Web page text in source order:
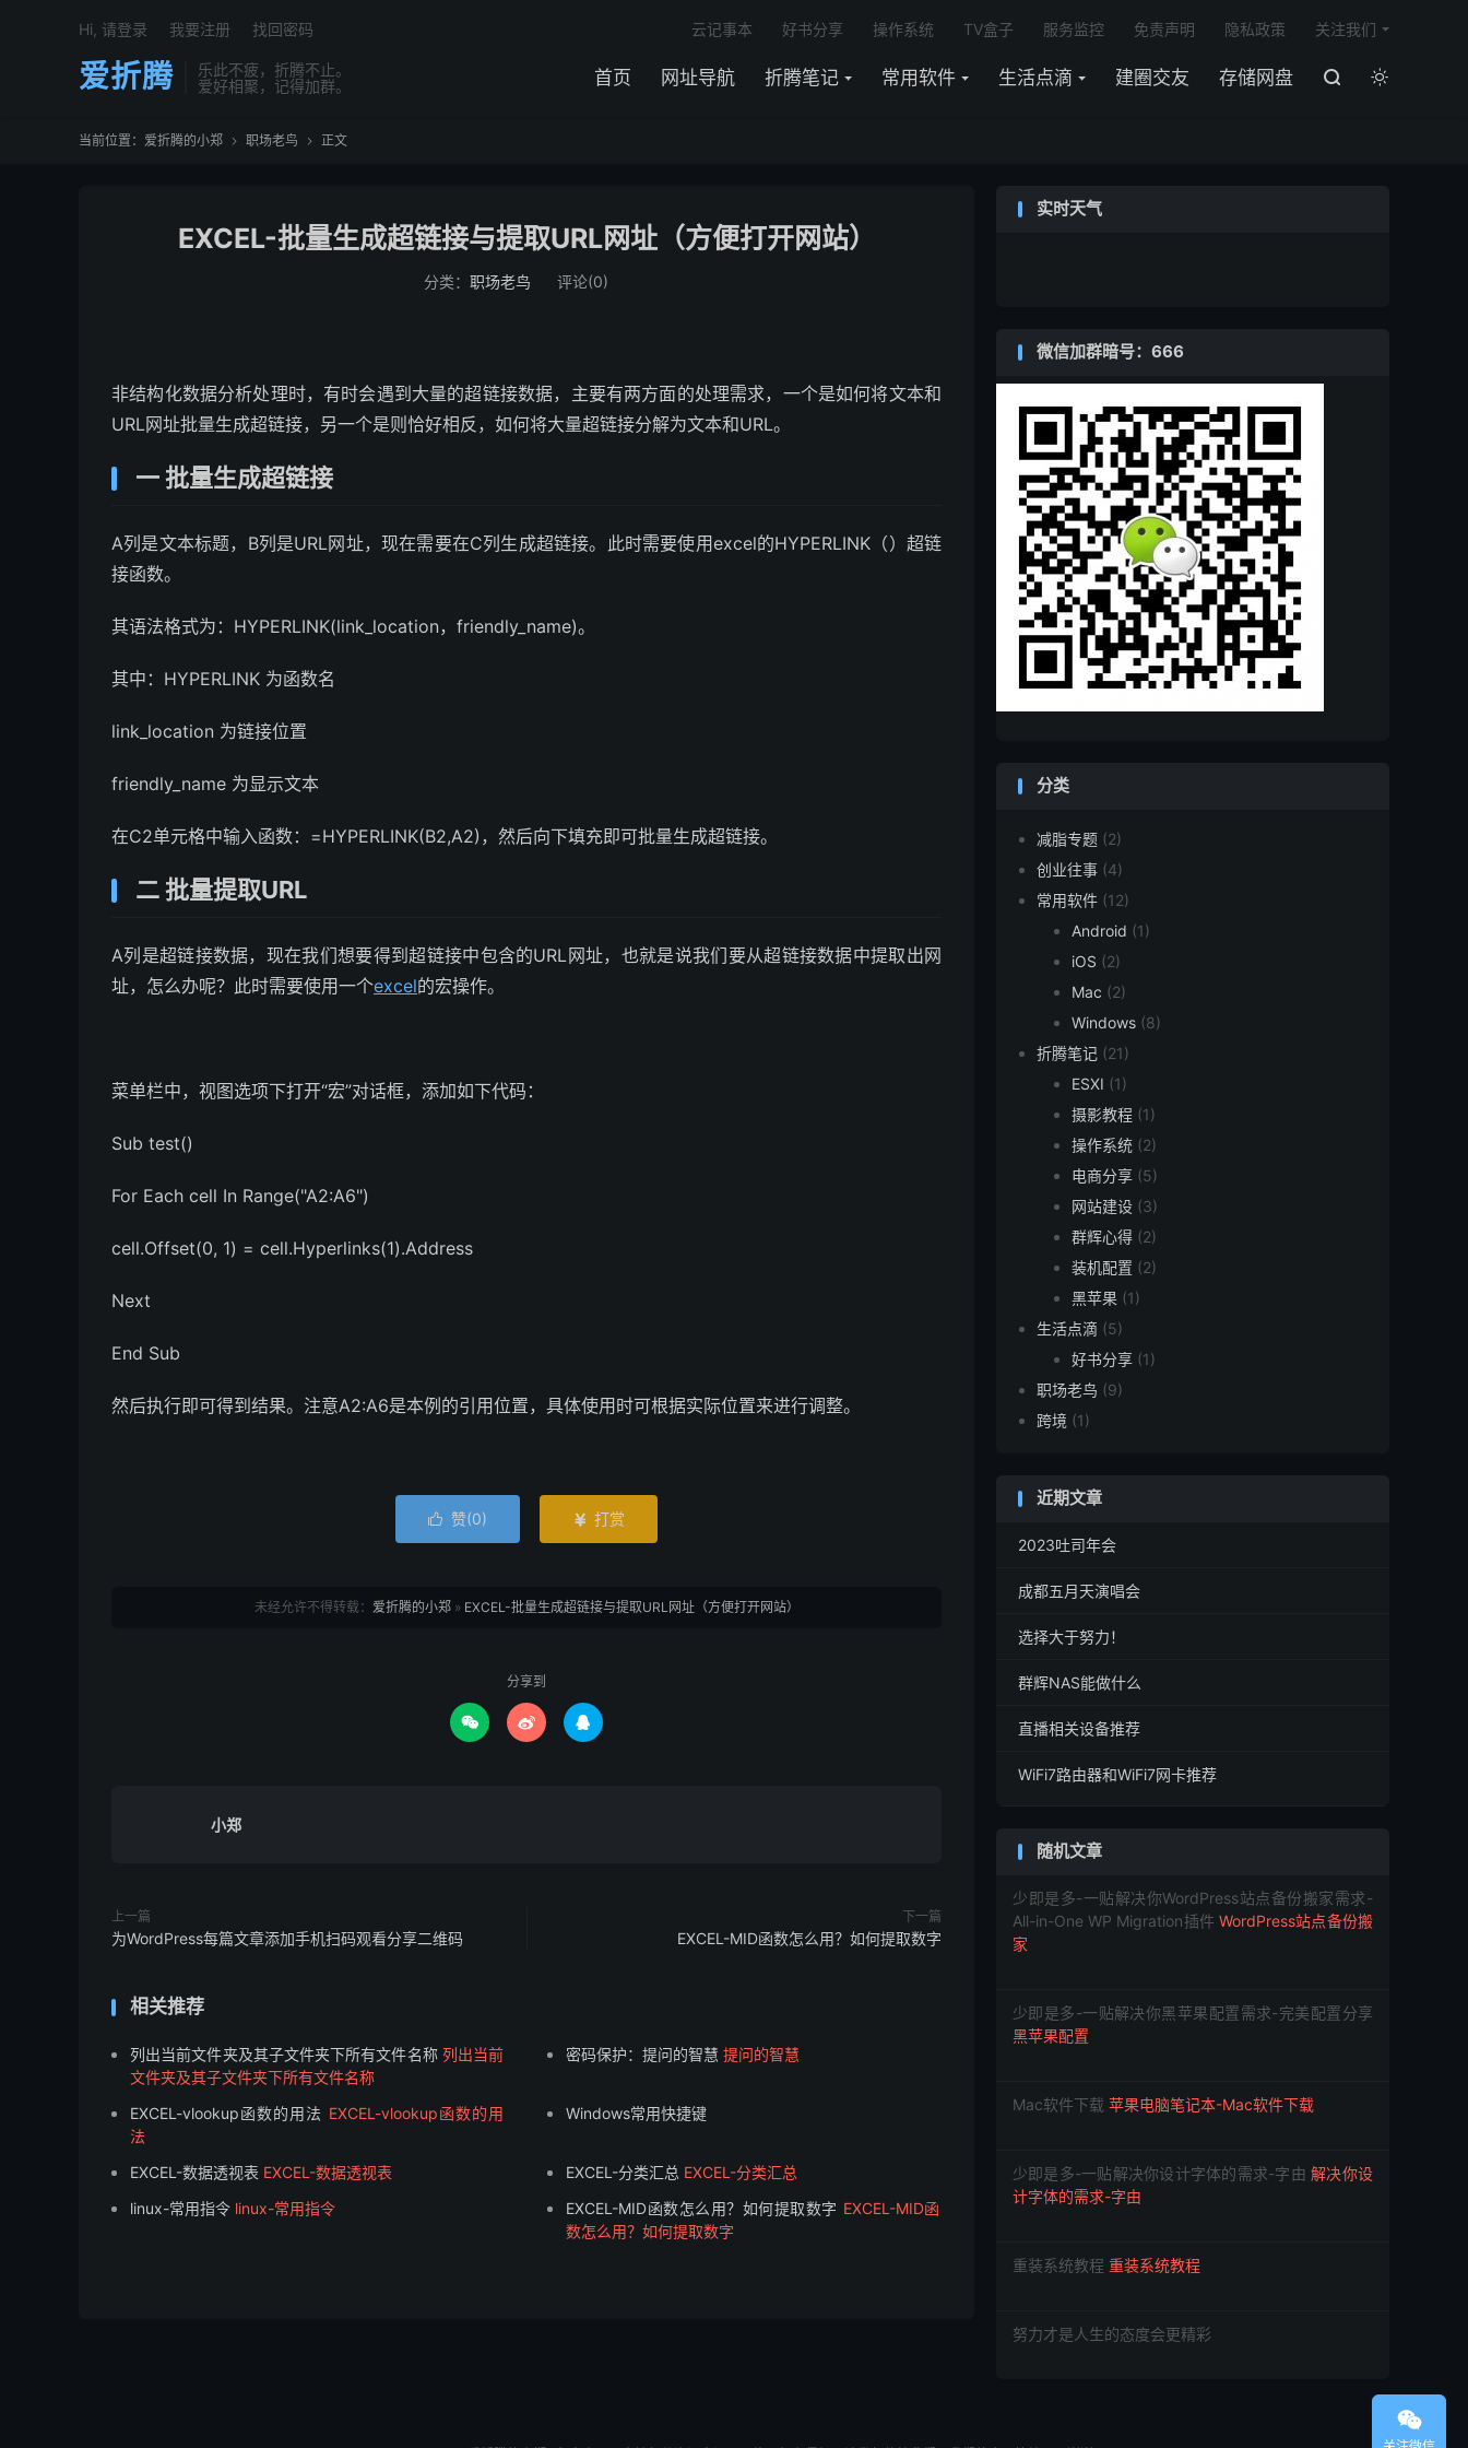
爱折腾
乐此不疲，折腾不止。
爱好相聚，记得加群。
首页 网址导航 折腾笔记 常用软件 生活点滴 建圈交友 存储网盘  
云记事本 好书分享 操作系统 TV盒子 服务监控 免责声明 隐私政策 关注我们
Hi, 请登录 我要注册 找回密码
当前位置： 爱折腾的小郑  职场老鸟  正文
EXCEL-批量生成超链接与提取URL网址（方便打开网站）
分类： 职场老鸟 评论(0)
非结构化数据分析处理时，有时会遇到大量的超链接数据，主要有两方面的处理需求，一个是如何将文本和
URL网址批量生成超链接，另一个是则恰好相反，如何将大量超链接分解为文本和URL。
一 批量生成超链接
A列是文本标题，B列是URL网址，现在需要在C列生成超链接。此时需要使用excel的HYPERLINK（）超链
接函数。
其语法格式为：HYPERLINK(link_location，friendly_name)。
其中：HYPERLINK 为函数名
link_location 为链接位置
friendly_name 为显示文本
在C2单元格中输入函数：=HYPERLINK(B2,A2)，然后向下填充即可批量生成超链接。
二 批量提取URL
A列是超链接数据，现在我们想要得到超链接中包含的URL网址，也就是说我们要从超链接数据中提取出网
址，怎么办呢？此时需要使用一个excel的宏操作。
菜单栏中，视图选项下打开“宏”对话框，添加如下代码：
Sub test()
For Each cell In Range("A2:A6")
cell.Offset(0, 1) = cell.Hyperlinks(1).Address
Next
End Sub
然后执行即可得到结果。注意A2:A6是本例的引用位置，具体使用时可根据实际位置来进行调整。
 赞(0)  打赏
未经允许不得转载： 爱折腾的小郑» EXCEL-批量生成超链接与提取URL网址（方便打开网站）
分享到
  
小郑
上一篇
为WordPress每篇文章添加手机扫码观看分享二维码
下一篇
EXCEL-MID函数怎么用？如何提取数字
相关推荐
列出当前文件夹及其子文件夹下所有文件名称 列出当前
文件夹及其子文件夹下所有文件名称
密码保护：提问的智慧 提问的智慧
EXCEL-vlookup函数的用法 EXCEL-vlookup函数的用
法
Windows常用快捷键
EXCEL-数据透视表 EXCEL-数据透视表 EXCEL-分类汇总 EXCEL-分类汇总
linux-常用指令 linux-常用指令 EXCEL-MID函数怎么用？如何提取数字 EXCEL-MID函
数怎么用？如何提取数字
实时天气
微信加群暗号：666
分类
减脂专题 (2)
创业往事 (4)
常用软件 (12)
Android (1)
iOS (2)
Mac (2)
Windows (8)
折腾笔记 (21)
ESXI (1)
摄影教程 (1)
操作系统 (2)
电商分享 (5)
网站建设 (3)
群辉心得 (2)
装机配置 (2)
黑苹果 (1)
生活点滴 (5)
好书分享 (1)
职场老鸟 (9)
跨境 (1)
近期文章
2023吐司年会
成都五月天演唱会
选择大于努力！
群辉NAS能做什么
直播相关设备推荐
WiFi7路由器和WiFi7网卡推荐
随机文章
少即是多-一贴解决你WordPress站点备份搬家需求-
All-in-One WP Migration插件 WordPress站点备份搬
家
少即是多-一贴解决你黑苹果配置需求-完美配置分享
黑苹果配置
Mac软件下载 苹果电脑笔记本-Mac软件下载
少即是多-一贴解决你设计字体的需求-字由 解决你设
计字体的需求-字由
重装系统教程 重装系统教程
努力才是人生的态度会更精彩
